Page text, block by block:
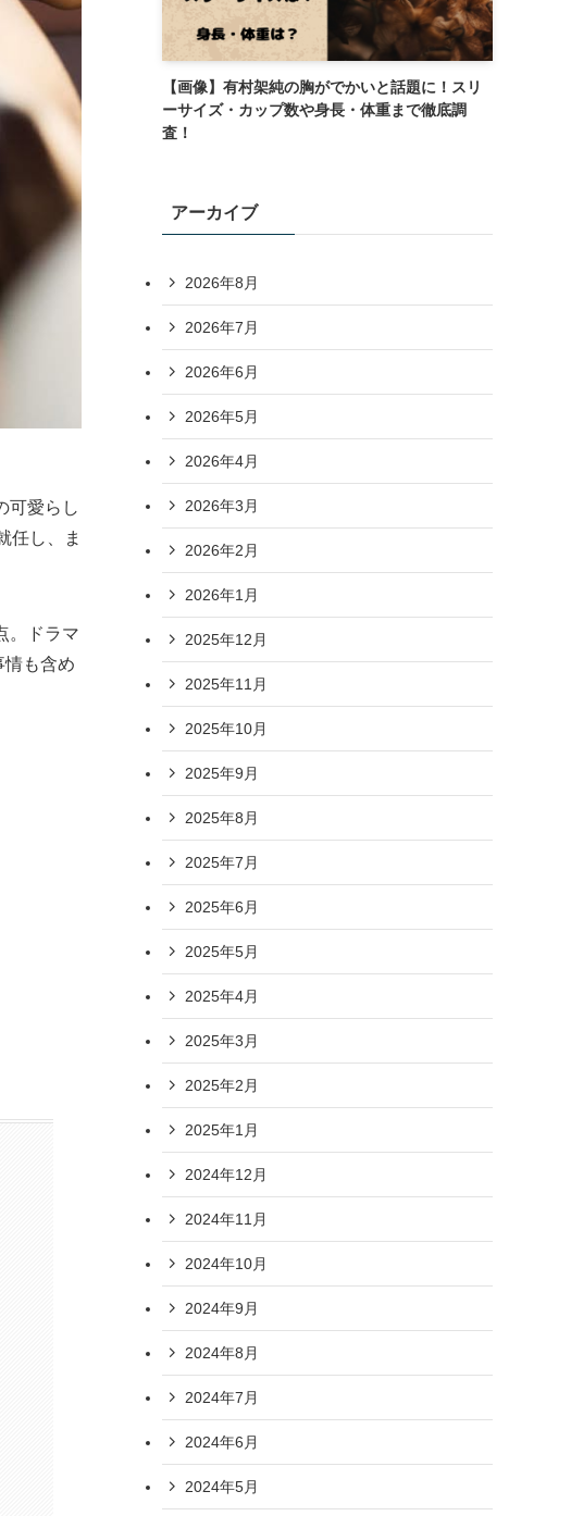
可愛らし
任し、ま
。ドラマ
情も含め
【画像】有村架純の胸がでかいと話題に！スリ
ーサイズ・カップ数や身長・体重まで徹底調
査！
アーカイブ
2026年8月
2026年7月
2026年6月
2026年5月
2026年4月
2026年3月
2026年2月
2026年1月
2025年12月
2025年11月
2025年10月
2025年9月
2025年8月
2025年7月
2025年6月
2025年5月
2025年4月
2025年3月
2025年2月
2025年1月
2024年12月
2024年11月
2024年10月
2024年9月
2024年8月
2024年7月
2024年6月
2024年5月